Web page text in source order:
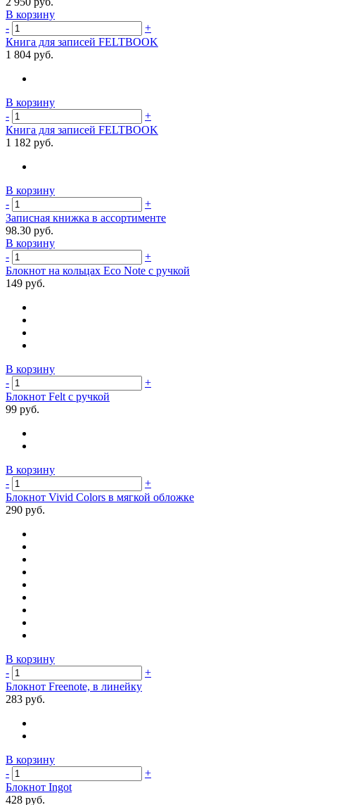
В корзину
-
+
Книга для записей FELTBOOK
1 804 руб.
В корзину
-
+
Книга для записей FELTBOOK
1 182 руб.
В корзину
-
+
Записная книжка в ассортименте
98.30 руб.
В корзину
-
+
Блокнот на кольцах Eco Note с ручкой
149 руб.
В корзину
-
+
Блокнот Felt с ручкой
99 руб.
В корзину
-
+
Блокнот Vivid Colors в мягкой обложке
290 руб.
В корзину
-
+
Блокнот Freenote, в линейку
283 руб.
В корзину
-
+
Блокнот Ingot
428 руб.